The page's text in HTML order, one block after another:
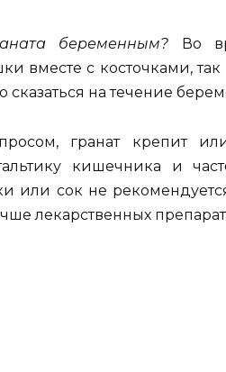
беременным? Во
вместе с косточками,
сказаться на течение
гранат крепит
кишечника и
или сок не
лекарственных